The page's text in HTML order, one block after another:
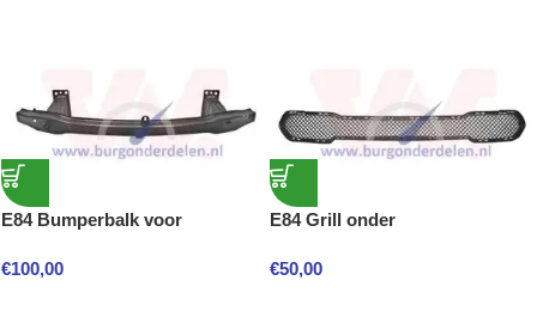
E84 Bumperbalk voor
€100,00
E84 Grill onder
€50,00